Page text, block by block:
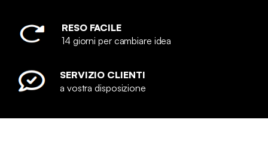
RESO FACILE
14 giorni per cambiare idea
SERVIZIO CLIENTI
a vostra disposizione